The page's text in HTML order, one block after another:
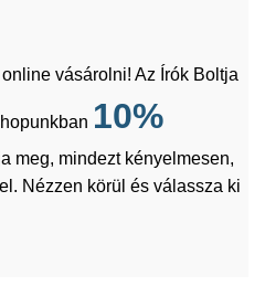
vásárolni! Az Írók Boltja
10%
meg, mindezt kényelmesen,
Nézzen körül és válassza ki